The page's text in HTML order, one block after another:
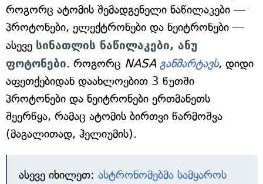
როგორც ატომის შემადგენელი ნაწილაკები —
პროტონები, ელექტრონები და ნეიტრონები —
ასევე სინათლის ნაწილაკები, ანუ
ფოტონები. როგორც NASA განმარტავს, დიდი
აფეთქებიდან დაახლოებით 3 წუთში
პროტონები და ნეიტრონები ერთმანეთს
შეერწყა, რამაც ატომის ბირთვი წარმოშვა
(მაგალითად, ჰელიუმის).
ასევე იხილეთ: ასტრონომებმა სამყაროს